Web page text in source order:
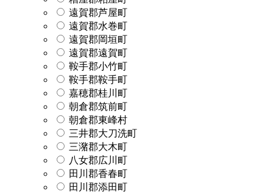
遠賀郡芦屋町
遠賀郡水巻町
遠賀郡岡垣町
遠賀郡遠賀町
鞍手郡小竹町
鞍手郡鞍手町
嘉穂郡桂川町
朝倉郡筑前町
朝倉郡東峰村
三井郡大刀洗町
三潴郡大木町
八女郡広川町
田川郡香春町
田川郡添田町